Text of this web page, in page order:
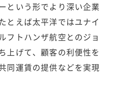
という形でより深い企業
とえば太平洋ではユナイ
フトハンザ航空とのジョ
上げて、顧客の利便性を
同運賃の提供などを実現